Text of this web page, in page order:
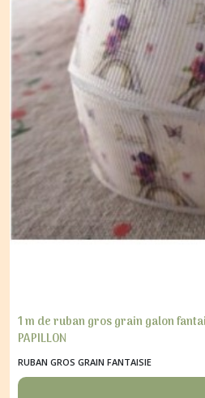
1 m de ruban gros grain galon
PAPILLON
RUBAN GROS GRAIN FANTAISIE